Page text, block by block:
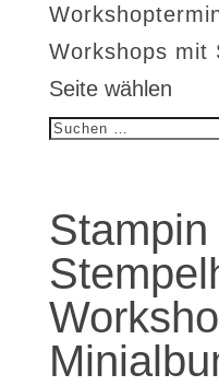
Workshops mit
Seite wählen